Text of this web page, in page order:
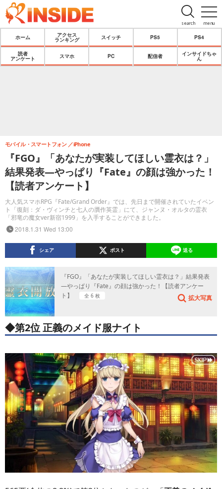
menu
search
ホーム
アクセス
ランキング
スイッチ PS5 PS4
読者
アンケート
スマホ PC 配信者
インサイドちゃ
ん
『FGO』「あなたが実装してほしい霊衣は？」
結果発表―やっぱり『Fate』の顔は強かった！
【読者アンケート】
大人気スマホRPG『Fate/Grand Order』では、先日まで開催されていたイベン
ト「復刻：ダ・ヴィンチと七人の贋作英霊」にて、ジャンヌ・オルタの霊衣
「邪竜の魔女ver新宿1999」を入手することができました。
モバイル・スマートフォン iPhone
2018.1.31 Wed 13:00
シェア ポスト 送る
『FGO』「あなたが実装してほしい霊衣は？」結果発表
―やっぱり『Fate』の顔は強かった！【読者アンケー
ト】
全 6 枚 拡大写真
◆第2位 正義のメイド服ナイト